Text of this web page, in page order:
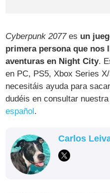
Cyberpunk 2077es un
primera persona que nos
aventuras en Night City.
en PC, PS5, Xbox Series
necesitáis ayuda para
dudéis en consultar
español .
Carlos